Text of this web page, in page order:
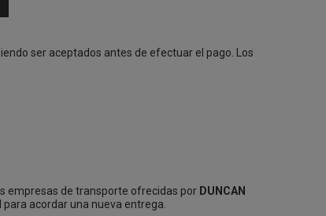
ser aceptados antes de efectuar el pago. Los
empresas de transporte ofrecidas por DUNCAN
acordar una nueva entrega.